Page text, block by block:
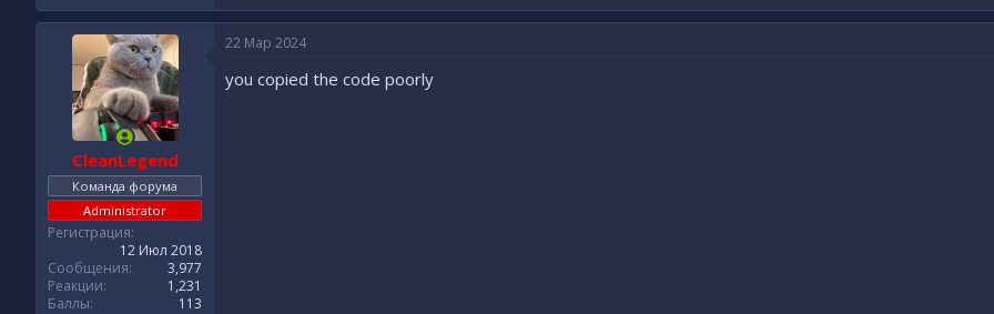
CleanLegend
Команда форума
Administrator
Регистрация
12 Июл 2018
Сообщения
3,977
Реакции
1,231
Баллы
113
22 Мар 2024
you copied the code poorly